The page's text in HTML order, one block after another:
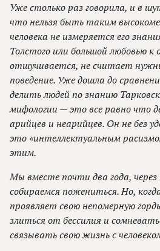
Уже столько раз говорила, и в
что нельзя быть таким
человека не измеряется его
Толстого или большой любовью к
отшучивается, не считает
поведение. Уже дошла до
делить людей по знанию
мифологии — это все равно что
арийцев и неарийцев. Он не без
это «интеллектуальным
этим.
Мы вместе почти два года, через
собираемся пожениться. Но,
проявляет свою непомерную
злиться от бессилия и
связывать свою жизнь с